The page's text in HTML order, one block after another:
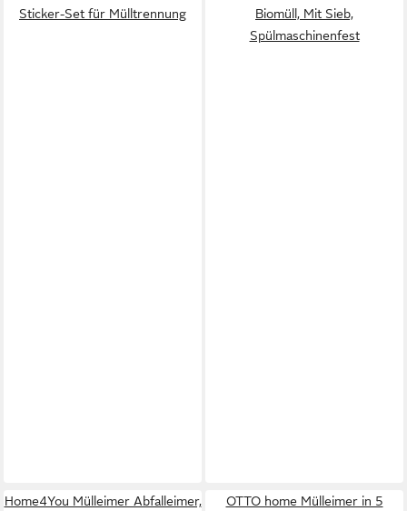
Sticker-Set für Mülltrennung
Biomüll, Mit Sieb,
Spülmaschinenfest
Home4You Mülleimer Abfalleimer,
OTTO home Mülleimer in 5